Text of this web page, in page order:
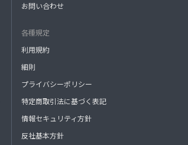
お問い合わせ
各種規定
利用規約
細則
プライバシーポリシー
特定商取引法に基づく表記
情報セキュリティ方針
反社基本方針